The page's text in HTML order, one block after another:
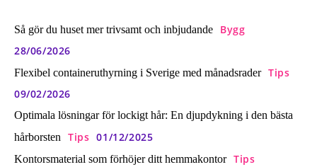
Så gör du huset mer trivsamt och inbjudande
Bygg
28/06/2026
Flexibel containeruthyrning i Sverige med månadsrader Tips
09/02/2026
Optimala lösningar för lockigt hår: En djupdykning i den bästa
hårborsten
Tips 01/12/2025
Kontorsmaterial som förhöjer ditt hemmakontor Tips